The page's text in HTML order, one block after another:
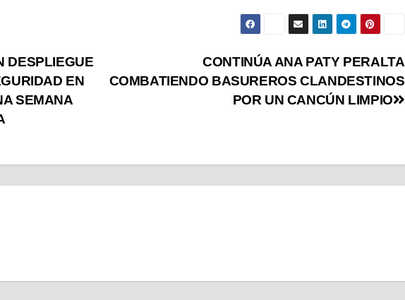
CONTINÚA ANA PATY PERALTA
COMBATIENDO BASUREROS CLANDESTINOS
POR UN CANCÚN LIMPIO
DESPLIEGUE
EN
SEMANA